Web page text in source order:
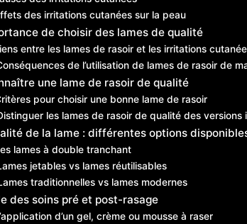
des irritations cutanées sur la peau
de choisir des lames de qualité
entre les lames de rasoir et les irritations
de l’utilisation de lames de rasoir de
une lame de rasoir de qualité
pour choisir une bonne lame de rasoir
les lames de rasoir de qualité des versions
de la lame : différentes options
lames à double tranchant
jetables vs lames réutilisables
traditionnelles vs lames modernes
des soins pré et post-rasage
d’un gel, crème ou mousse à raser